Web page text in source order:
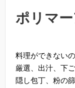
ポリマ
料理ができない
厳選、出汁、下
隠し包丁、粉の